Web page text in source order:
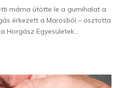
márna ütötte le a gumihalat a
érkezett a Marosból – osztotta
Horgász Egyesületek...